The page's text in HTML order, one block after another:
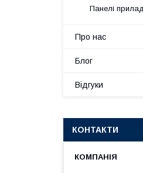
Панелі
Про нас
Блог
Відгуки
КОНТАКТИ